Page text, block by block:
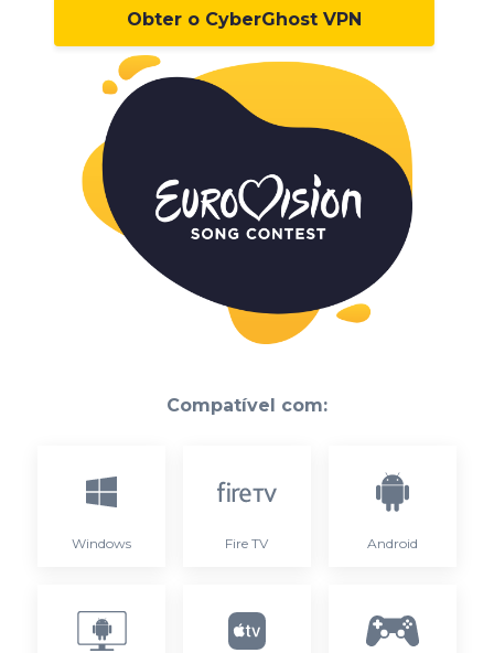
Obter o CyberGhost VPN
Compatível com:
Windows Fire TV Android